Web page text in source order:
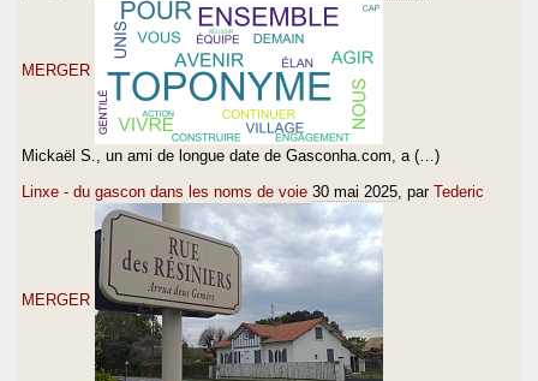
MERGER
Mickaël S., un ami de longue date de Gasconha.com, a (…)
Linxe - du gascon dans les noms de voie 30 mai 2025 , par Tederic
MERGER